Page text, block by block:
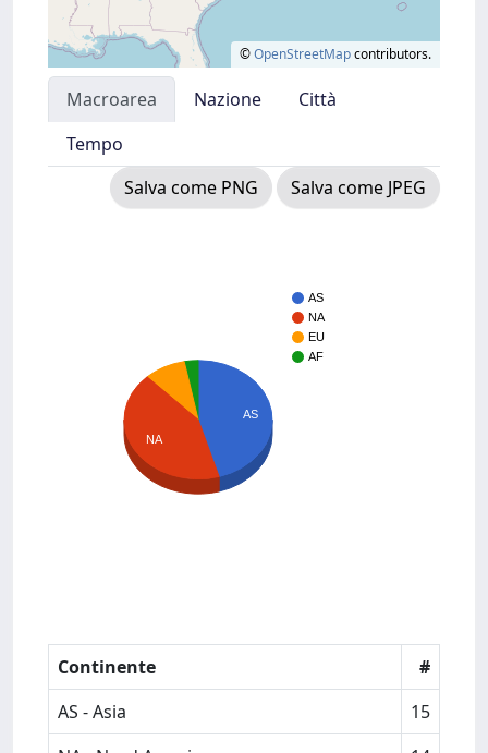
©OpenStreetMapcontributors.
Macroarea Nazione
Città
Tempo
Salva come PNG
Salva come JPEG
AS
NA
EU
AF
AS
NA
Continente
#
AS - Asia
15